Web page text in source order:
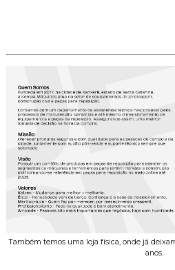
Também temos uma loja física, onde já
anos.